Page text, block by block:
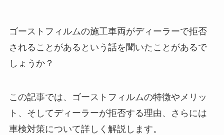
ゴーストフィルムの施工車両がディーラーで拒否
されることがあるという話を聞いたことがあるで
しょうか？
この記事では、ゴーストフィルムの特徴やメリッ
ト、そしてディーラーが拒否する理由、さらには
車検対策について詳しく解説します。